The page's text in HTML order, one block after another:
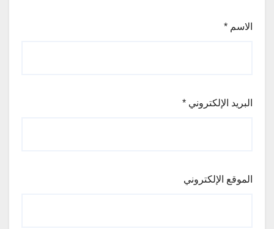
الاسم *
البريد الإلكتروني *
الموقع الإلكتروني